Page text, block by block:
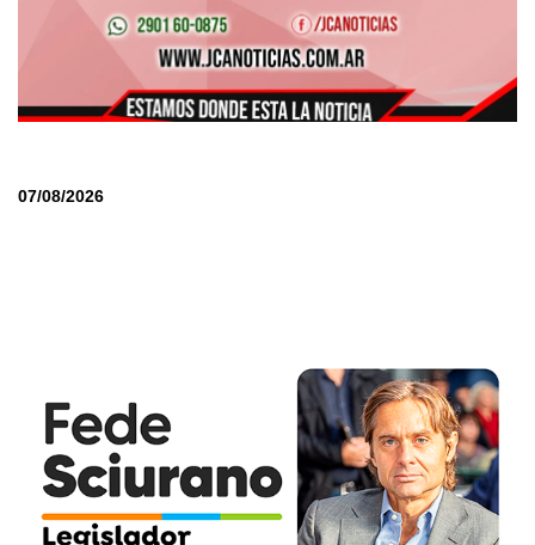
07/08/2026